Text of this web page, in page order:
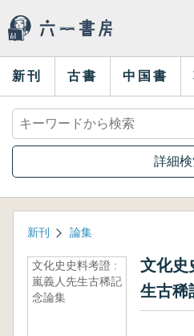
新刊 古書 中国書
詳細
新刊 論集
文化史史料考證 :
嵐義人先生古稀記
念論集
文化史
生古稀